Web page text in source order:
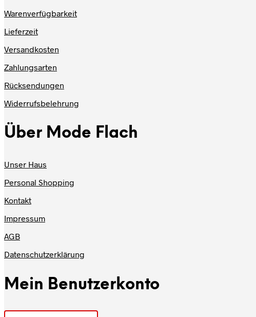
Warenverfügbarkeit
Lieferzeit
Versandkosten
Zahlungsarten
Rücksendungen
Widerrufsbelehrung
Über Mode Flach
Unser Haus
Personal Shopping
Kontakt
Impressum
AGB
Datenschutzerklärung
Mein Benutzerkonto